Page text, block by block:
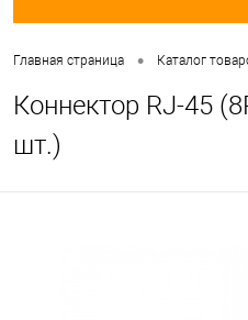
Главная страница • Каталог
Коннектор RJ-45
шт.)